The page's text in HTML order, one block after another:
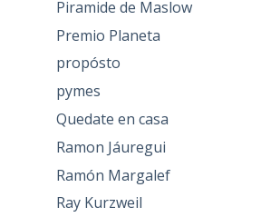
Piramide de Maslow
Premio Planeta
propósto
pymes
Quedate en casa
Ramon Jáuregui
Ramón Margalef
Ray Kurzweil